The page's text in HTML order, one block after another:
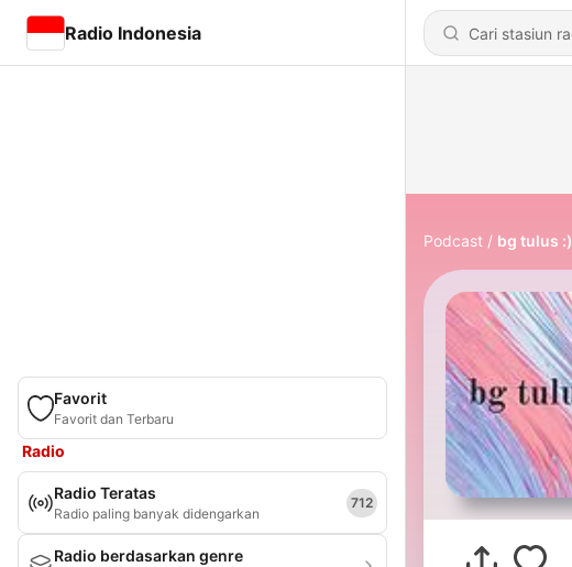
Radio Indonesia
Favorit
Favorit dan Terbaru
Radio
Radio Teratas
Radio paling banyak didengarkan
712
Radio berdasarkan genre
Podcast bg tulus :)